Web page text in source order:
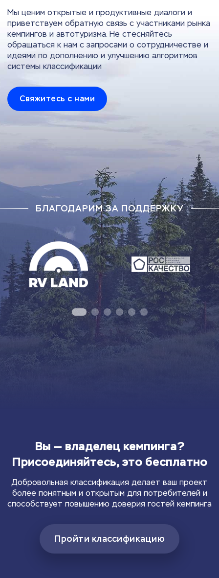
Мы ценим открытые и продуктивные диалоги и
приветствуем обратную связь с участниками рынка
кемпингов и автотуризма. Не стесняйтесь
обращаться к нам с запросами о сотрудничестве и
идеями по дополнению и улучшению алгоритмов
системы классификации
Свяжитесь с нами
БЛАГОДАРИМ ЗА ПОДДЕРЖКУ
Вы — владелец кемпинга?
Присоединяйтесь, это бесплатно
Добровольная классификация делает ваш проект
более понятным и открытым для потребителей и
способствует повышению доверия гостей кемпинга
Пройти классификацию